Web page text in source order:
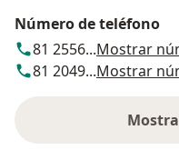
Número de teléfono
81 2556...Mostrar
81 2049...Mostrar